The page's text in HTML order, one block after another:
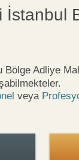
İstanbul
Bölge Adliye
veya